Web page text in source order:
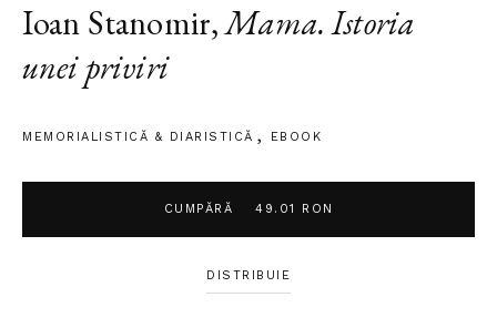
Ioan Stanomir,Mama. Istoria
unei priviri
MEMORIALISTICĂ & DIARISTICĂ EBOOK
DISTRIBUIE
CUMPĂRĂ 49.01 RON